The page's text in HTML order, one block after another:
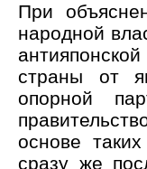
При
народной
страны от
опорной
основе
сразу же